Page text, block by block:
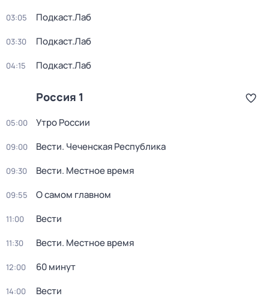
03:05 Подкаст.Лаб
03:30 Подкаст.Лаб
04:15 Подкаст.Лаб
Россия 1
05:00 Утро России
09:00 Вести. Чеченская Республика
09:30 Вести. Местное время
09:55 О самом главном
11:00 Вести
11:30 Вести. Местное время
12:00 60 минут
14:00 Вести